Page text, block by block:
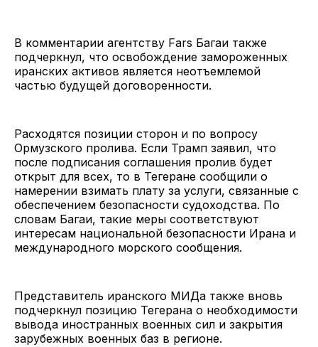
В комментарии агентству Fars Багаи также
подчеркнул, что освобождение замороженных
иранских активов является неотъемлемой
частью будущей договоренности.
Расходятся позиции сторон и по вопросу
Ормузского пролива. Если Трамп заявил, что
после подписания соглашения пролив будет
открыт для всех, то в Тегеране сообщили о
намерении взимать плату за услуги, связанные с
обеспечением безопасности судоходства. По
словам Багаи, такие меры соответствуют
интересам национальной безопасности Ирана и
международного морского сообщения.
Представитель иранского МИДа также вновь
подчеркнул позицию Тегерана о необходимости
вывода иностранных военных сил и закрытия
зарубежных военных баз в регионе.